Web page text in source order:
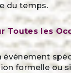
du temps.
Toutes les
événement
formelle ou